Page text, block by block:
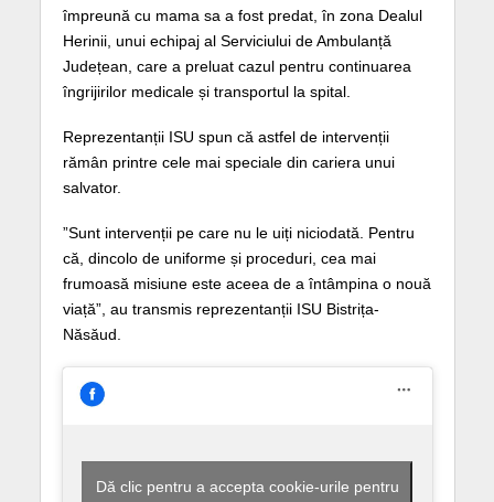
împreună cu mama sa a fost predat, în zona Dealul
Herinii, unui echipaj al Serviciului de Ambulanță
Județean, care a preluat cazul pentru continuarea
îngrijirilor medicale și transportul la spital.
Reprezentanții ISU spun că astfel de intervenții
rămân printre cele mai speciale din cariera unui
salvator.
”Sunt intervenții pe care nu le uiți niciodată. Pentru
că, dincolo de uniforme și proceduri, cea mai
frumoasă misiune este aceea de a întâmpina o nouă
viață”, au transmis reprezentanții ISU Bistrița-
Năsăud.
Dă clic pentru a accepta cookie-urile pentru